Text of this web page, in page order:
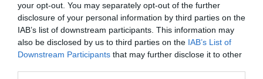
your opt-out. You may separately opt-out of the further
disclosure of your personal information by third parties on the
IAB’s list of downstream participants. This information may
also be disclosed by us to third parties on the IAB’s List of
Downstream Participants that may further disclose it to other
OPINIÓN
¿El Superior interés el menor o el superior
interés de la madre del menor?
Carlos Aurelio Caldito 06/08/26 13:36